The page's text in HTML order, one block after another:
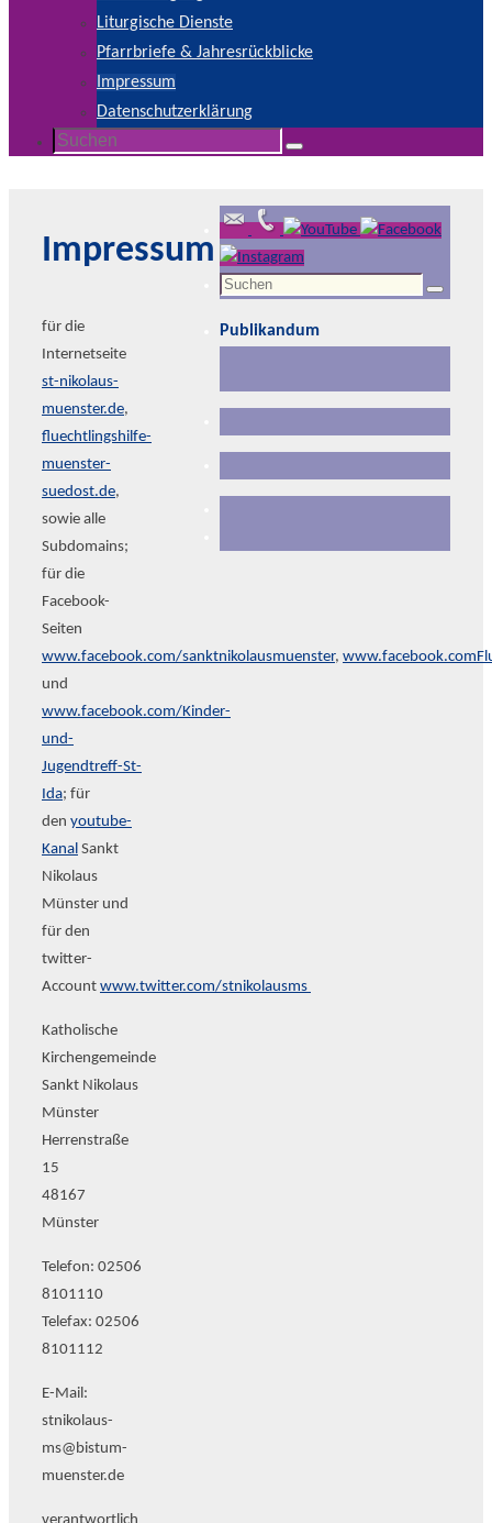
Liturgische Dienste
Pfarrbriefe & Jahresrückblicke
Impressum
Datenschutzerklärung
Suchen
Suchen
Impressum
für die
Internetseite
st-nikolaus-
muenster.de,
fluechtlingshilfe-
muenster-
suedost.de,
sowie alle
Subdomains;
für die
Facebook-
Seiten
www.facebook.com/sanktnikolausmuenster,
und
www.facebook.com/Kinder-
und-
Jugendtreff-St-
Ida; für
den youtube-
Kanal Sankt
Nikolaus
Münster und
für den
twitter-
Account www.twitter.com/stnikolausms
Katholische
Kirchengemeinde
Sankt Nikolaus
Münster
Herrenstraße
15
48167
Münster
Telefon: 02506
8101110
Telefax: 02506
8101112
E-Mail:
stnikolaus-
ms@bistum-
muenster.de
Suchen
Suchen
Publikandum